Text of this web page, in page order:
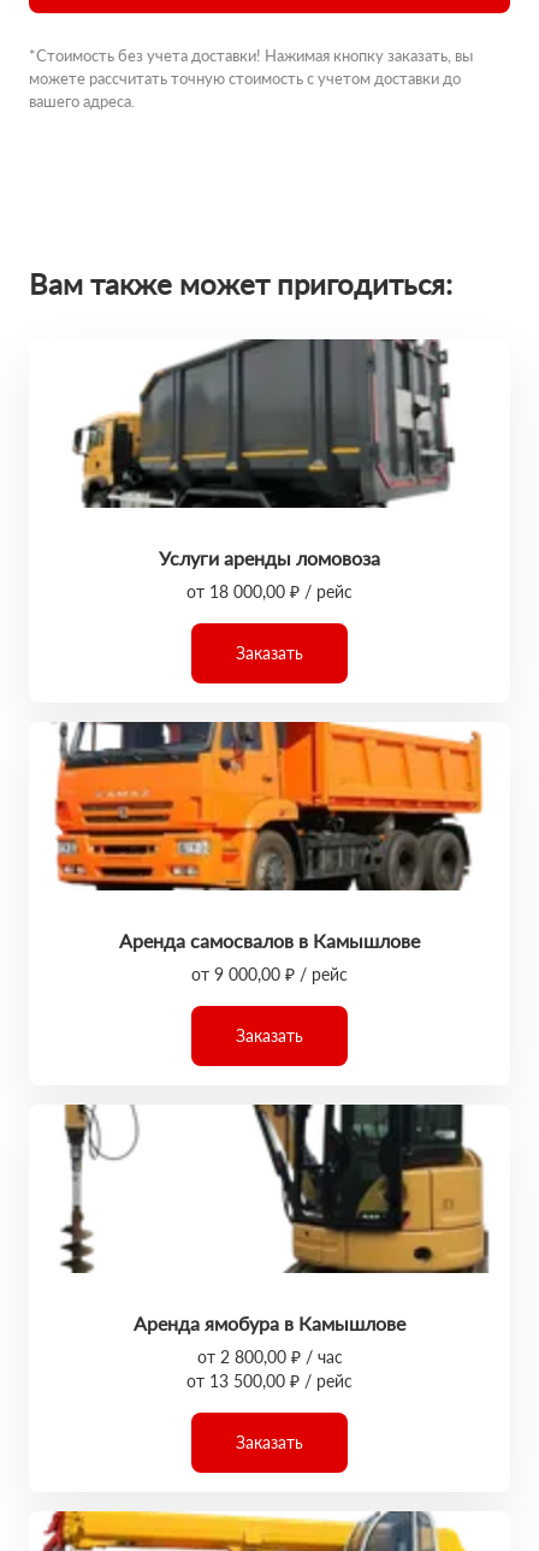
*Стоимость без учета доставки! Нажимая кнопку заказать, вы
можете рассчитать точную стоимость с учетом доставки до
вашего адреса.
Вам также может пригодиться:
Услуги аренды ломовоза
от 18 000,00 ₽ / рейс
Заказать
Аренда самосвалов в Камышлове
от 9 000,00 ₽ / рейс
Заказать
Аренда ямобура в Камышлове
от 2 800,00 ₽ / час
от 13 500,00 ₽ / рейс
Заказать